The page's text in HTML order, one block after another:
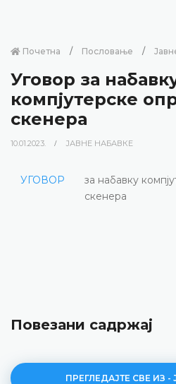
Почетна Пословање
Уговор за
компјутерске
скенера
10.01.2023. ЈАВНЕ НАБАВКЕ
УГОВОР
за набавку
скенера
Повезани садржај
ПРЕГЛЕДАЈТЕ СВЕ ИЗ